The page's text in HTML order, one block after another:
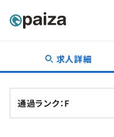
転職・キャリア
新卒就活
求人詳細
通過ランク：F